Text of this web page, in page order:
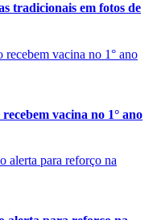
tradicionais em fotos de
vacina no 1° ano